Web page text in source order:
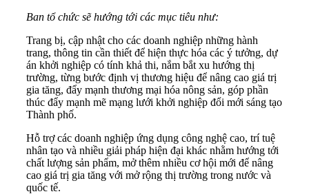
Ban tổ chức sẽ hướng tới các mục tiêu như:
Trang bị, cập nhật cho các doanh nghiệp những hành
trang, thông tin cần thiết để hiện thực hóa các ý tưởng, dự
án khởi nghiệp có tính khả thi, nắm bắt xu hướng thị
trường, từng bước định vị thương hiệu để nâng cao giá trị
gia tăng, đẩy mạnh thương mại hóa nông sản, góp phần
thúc đẩy mạnh mẽ mạng lưới khởi nghiệp đổi mới sáng tạo
Thành phố.
Hỗ trợ các doanh nghiệp ứng dụng công nghệ cao, trí tuệ
nhân tạo và nhiều giải pháp hiện đại khác nhằm hướng tới
chất lượng sản phẩm, mở thêm nhiều cơ hội mới để nâng
cao giá trị gia tăng với mở rộng thị trường trong nước và
quốc tế.